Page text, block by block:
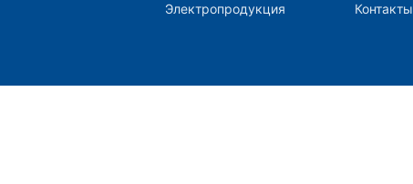
Электропродукция
Контакты